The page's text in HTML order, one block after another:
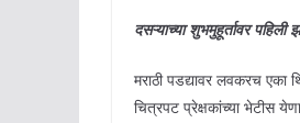
दसऱ्याच्या शुभमुहूर्तावर पहिली
मराठी पडद्यावर लवकरच एका
चित्रपट प्रेक्षकांच्या भेटीस